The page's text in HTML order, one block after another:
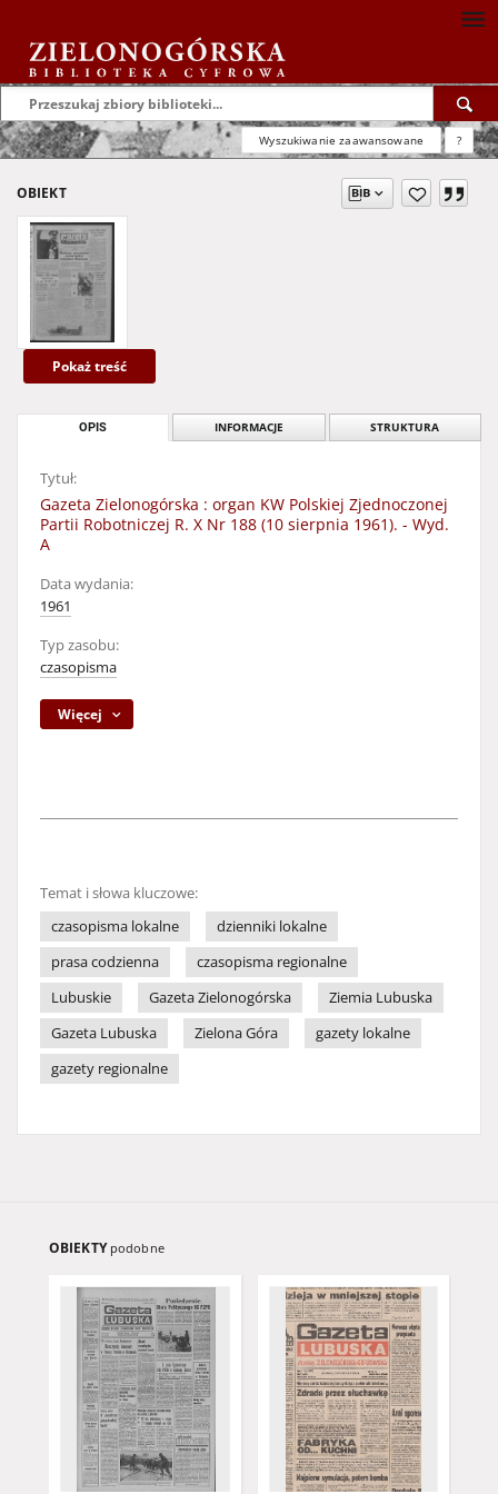
Wyszukiwanie zaawansowane ?
OBIEKT
Pokaż treść
OPIS INFORMACJE STRUKTURA
Tytuł:
Gazeta Zielonogórska : organ KW Polskiej Zjednoczonej
Partii Robotniczej R. X Nr 188 (10 sierpnia 1961). - Wyd.
A
Data wydania:
1961
Typ zasobu:
czasopisma
Więcej
Temat i słowa kluczowe:
czasopisma lokalne
dzienniki lokalne
prasa codzienna
czasopisma regionalne
Lubuskie
Gazeta Zielonogórska
Ziemia Lubuska
Gazeta Lubuska
Zielona Góra
gazety lokalne
gazety regionalne
OBIEKTY podobne